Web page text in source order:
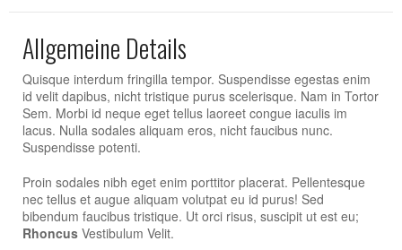
Allgemeine Details
Quisque interdum fringilla tempor. Suspendisse egestas enim
id velit dapibus, nicht tristique purus scelerisque. Nam in Tortor
Sem. Morbi id neque eget tellus laoreet congue iaculis im
lacus. Nulla sodales aliquam eros, nicht faucibus nunc.
Suspendisse potenti.
Proin sodales nibh eget enim porttitor placerat. Pellentesque
nec tellus et augue aliquam volutpat eu id purus! Sed
bibendum faucibus tristique. Ut orci risus, suscipit ut est eu;
Rhoncus Vestibulum Velit.